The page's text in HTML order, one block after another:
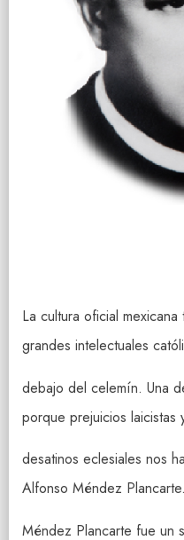
La cultura oficial
grandes intelectuales
debajo del celemín. Una
porque prejuicios laicistas
desatinos eclesiales nos
Alfonso Méndez Plancarte.
Méndez Plancarte fue un